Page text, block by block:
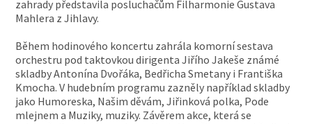
zahrady představila posluchačům Filharmonie Gustava
Mahlera z Jihlavy.
Během hodinového koncertu zahrála komorní sestava
orchestru pod taktovkou dirigenta Jiřího Jakeše známé
skladby Antonína Dvořáka, Bedřicha Smetany i Františka
Kmocha. V hudebním programu zazněly například skladby
jako Humoreska, Našim děvám, Jiřinková polka, Pode
mlejnem a Muziky, muziky. Závěrem akce, která se